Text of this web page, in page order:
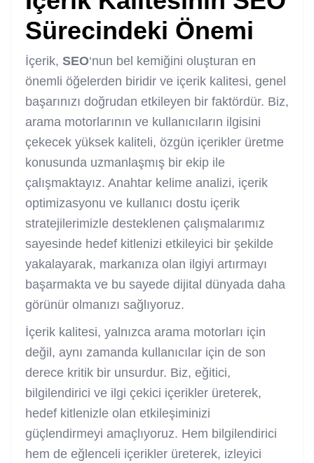
Sürecindeki Önemi
İçerik, SEO‘nun bel kemiğini oluşturan en
önemli öğelerden biridir ve içerik kalitesi, genel
başarınızı doğrudan etkileyen bir faktördür. Biz,
arama motorlarının ve kullanıcıların ilgisini
çekecek yüksek kaliteli, özgün içerikler üretme
konusunda uzmanlaşmış bir ekip ile
çalışmaktayız. Anahtar kelime analizi, içerik
optimizasyonu ve kullanıcı dostu içerik
stratejilerimizle desteklenen çalışmalarımız
sayesinde hedef kitlenizi etkileyici bir şekilde
yakalayarak, markanıza olan ilgiyi artırmayı
başarmakta ve bu sayede dijital dünyada daha
görünür olmanızı sağlıyoruz.
İçerik kalitesi, yalnızca arama motorları için
değil, aynı zamanda kullanıcılar için de son
derece kritik bir unsurdur. Biz, eğitici,
bilgilendirici ve ilgi çekici içerikler üreterek,
hedef kitlenizle olan etkileşiminizi
güçlendirmeyi amaçlıyoruz. Hem bilgilendirici
hem de eğlenceli içerikler üreterek, izleyici